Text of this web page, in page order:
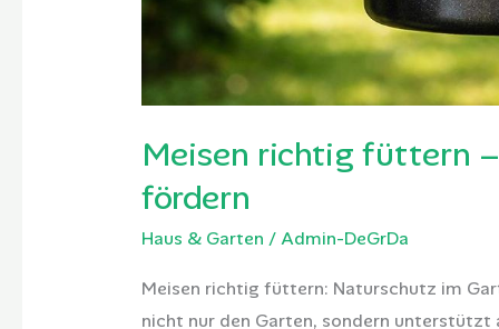
Meisen richtig füttern
fördern
Haus & Garten /Admin-DeGrDa
Meisen richtig füttern: Naturschutz im
nicht nur den Garten, sondern